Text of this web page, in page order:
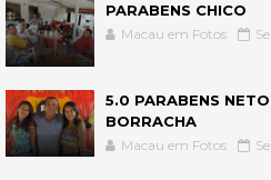
PARABENS CHICO
Macau em Fotos
5.0 PARABENS NETO
BORRACHA
Macau em Fotos